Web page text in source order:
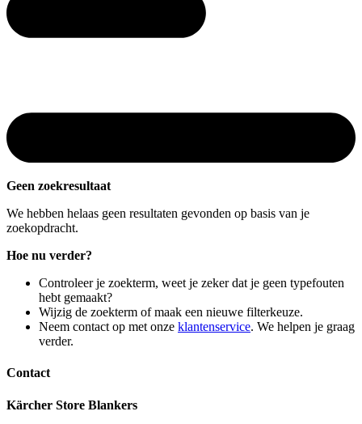
Geen zoekresultaat
We hebben helaas geen resultaten gevonden op basis van je
zoekopdracht.
Hoe nu verder?
Controleer je zoekterm, weet je zeker dat je geen typefouten
hebt gemaakt?
Wijzig de zoekterm of maak een nieuwe filterkeuze.
Neem contact op met onze klantenservice. We helpen je graag
verder.
Contact
Kärcher Store Blankers